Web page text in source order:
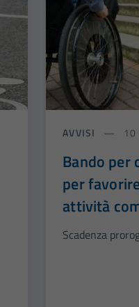
AVVISI 10
Bando per
per
attività
Scadenza